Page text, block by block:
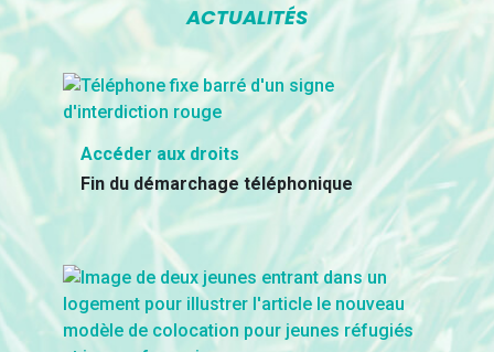
ACTUALITÉS
Accéder aux droits
Fin du démarchage téléphonique